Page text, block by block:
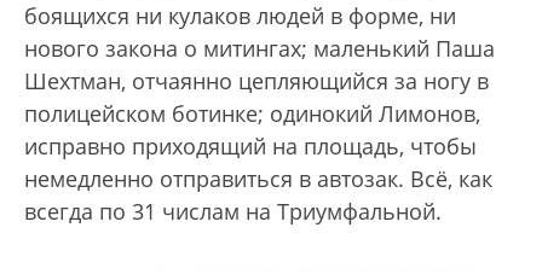
боящихся ни кулаков людей в форме, ни
нового закона о митингах; маленький Паша
Шехтман, отчаянно цепляющийся за ногу в
полицейском ботинке; одинокий Лимонов,
исправно приходящий на площадь, чтобы
немедленно отправиться в автозак. Всё, как
всегда по 31 числам на Триумфальной.